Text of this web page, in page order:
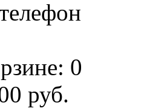
0
руб.